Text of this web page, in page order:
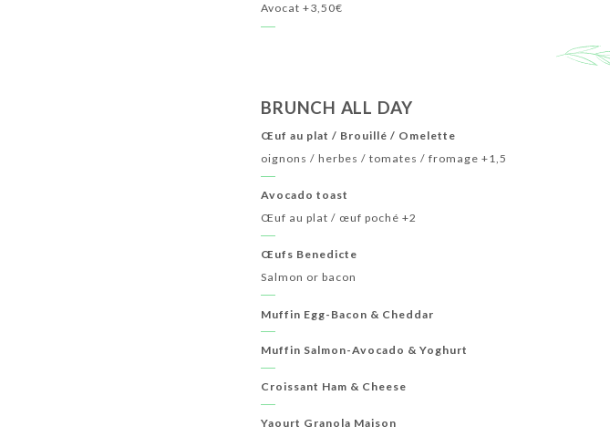
Avocat +3,50€
BRUNCH ALL DAY
Œuf au plat / Brouillé / Omelette
oignons / herbes / tomates / fromage +1,5
Avocado toast
Œuf au plat / œuf poché +2
Œufs Benedicte
Salmon or bacon
Muffin Egg-Bacon & Cheddar
Muffin Salmon-Avocado & Yoghurt
Croissant Ham & Cheese
Yaourt Granola Maison